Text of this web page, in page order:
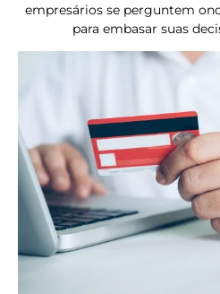
empresários se perguntem
para embasar suas